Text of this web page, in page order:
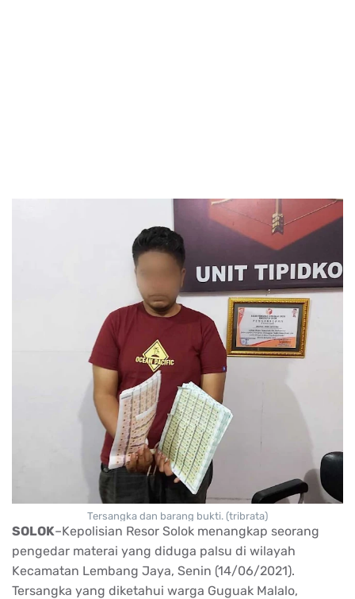
Tersangka dan barang bukti. (tribrata)
SOLOK–Kepolisian Resor Solok menangkap seorang
pengedar materai yang diduga palsu di wilayah
Kecamatan Lembang Jaya, Senin (14/06/2021).
Tersangka yang diketahui warga Guguak Malalo,